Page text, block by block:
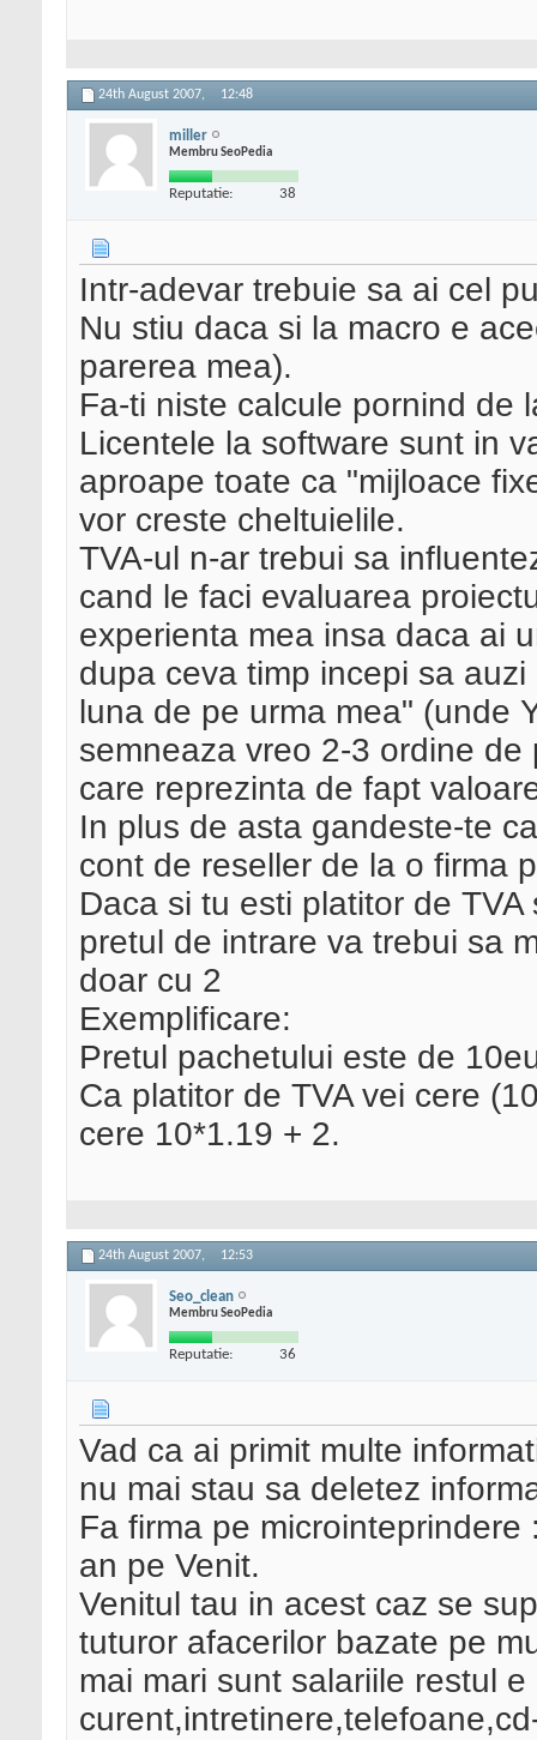
24th August 2007, 12:48
miller
Membru SeoPedia
Reputatie: 38
Intr-adevar trebuie sa ai cel
Nu stiu daca si la macro e
parerea mea).
Fa-ti niste calcule pornind de
Licentele la software sunt in
aproape toate ca "mijloace
vor creste cheltuielile.
TVA-ul n-ar trebui sa
cand le faci evaluarea
experienta mea insa daca ai
dupa ceva timp incepi sa
luna de pe urma mea" (unde
semneaza vreo 2-3 ordine
care reprezinta de fapt
In plus de asta gandeste-te
cont de reseller de la o firma
Daca si tu esti platitor de
pretul de intrare va trebui sa
doar cu 2
Exemplificare:
Pretul pachetului este de
Ca platitor de TVA vei cere
cere 10*1.19 + 2.
24th August 2007, 12:53
Seo_clean
Membru SeoPedia
Reputatie: 36
Vad ca ai primit multe
nu mai stau sa deletez
Fa firma pe
an pe Venit.
Venitul tau in acest caz se
tuturor afacerilor bazate pe
mai mari sunt salariile restul